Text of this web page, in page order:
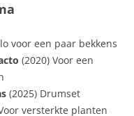
voor een paar bekkens
(2020) Voor een
(2025) Drumset
versterkte planten